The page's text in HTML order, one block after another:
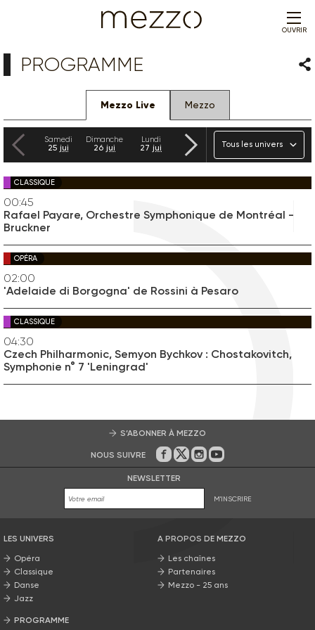
OUVRIR
PROGRAMME
Mezzo Live Mezzo
Précédent Suivant
Samedi
25 jui
Dimanche
26 jui
Lundi
27 jui
Mardi
28
Mercredi
29jui 30jui
Univers
CLASSIQUE
00:45
Rafael Payare, Orchestre Symphonique de Montréal -
Bruckner
OPÉRA
02:00
'Adelaide di Borgogna' de Rossini à Pesaro
CLASSIQUE
04:30
Czech Philharmonic, Semyon Bychkov : Chostakovitch,
Symphonie n° 7 'Leningrad'
S’ABONNER À MEZZO
NOUS SUIVRE Sur Facebook
Sur Twitter
Sur Instagram
Sur Youtube
NEWSLETTER
M'INSCRIRE
LES UNIVERS
Opéra
Classique
Danse
Jazz
PROGRAMME
A PROPOS DE MEZZO
Les chaînes
Partenaires
Mezzo - 25 ans